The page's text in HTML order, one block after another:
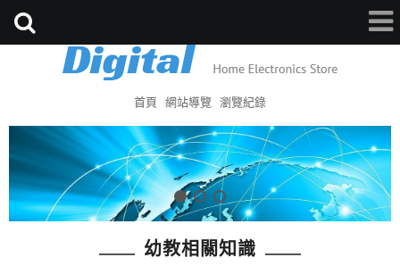
首頁 網站導覽 瀏覽紀錄
幼教相關知識